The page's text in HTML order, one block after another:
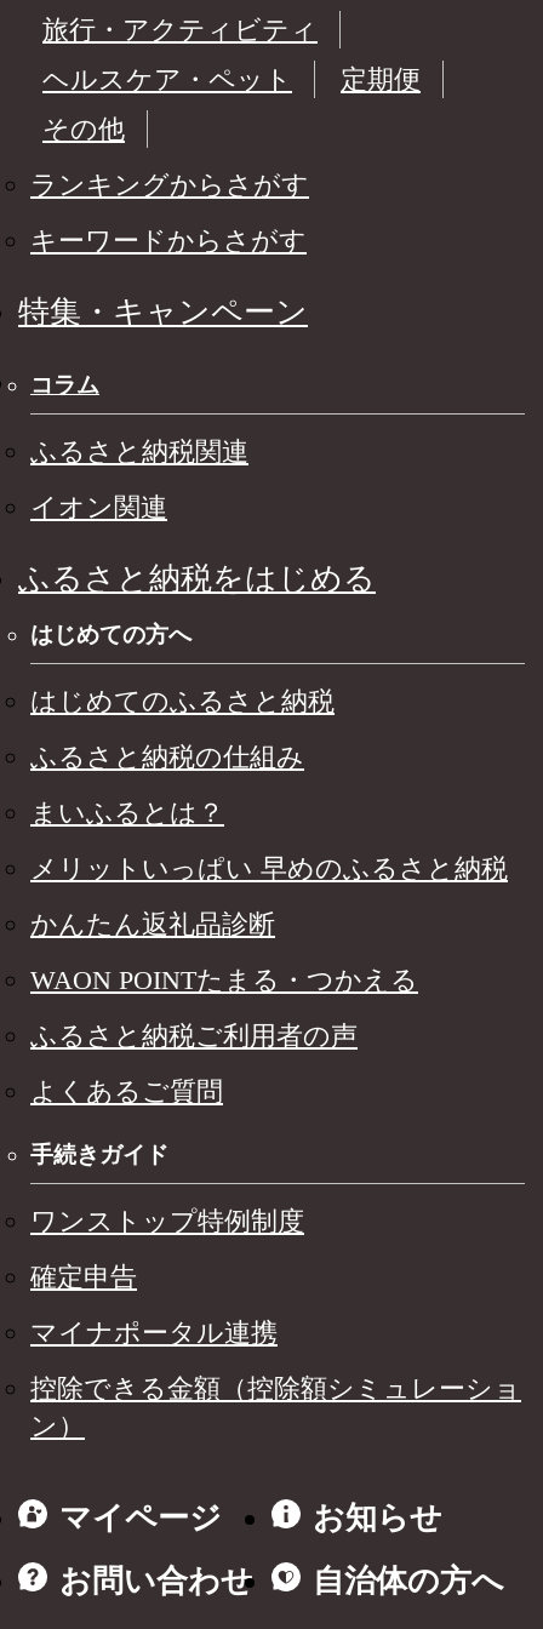
旅行・アクティビティ
ヘルスケア・ペット
定期便
その他
ランキングからさがす
キーワードからさがす
特集・キャンペーン
コラム
ふるさと納税関連
イオン関連
ふるさと納税をはじめる
はじめての方へ
はじめてのふるさと納税
ふるさと納税の仕組み
まいふるとは？
メリットいっぱい 早めのふるさと納税
かんたん返礼品診断
WAON POINTたまる・つかえる
ふるさと納税ご利用者の声
よくあるご質問
手続きガイド
ワンストップ特例制度
確定申告
マイナポータル連携
控除できる金額（控除額シミュレーショ
ン）
マイページ
お知らせ
お問い合わせ
自治体の方へ